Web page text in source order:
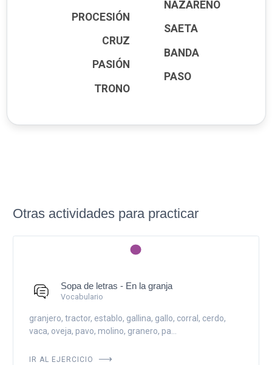
PROCESIÓN
CRUZ
PASIÓN
TRONO
NAZARENO
SAETA
BANDA
PASO
Otras actividades para practicar
Sopa de letras - En la granja
Vocabulario
granjero, tractor, establo, gallina, gallo, corral, cerdo,
vaca, oveja, pavo, molino, granero, pa...
IR AL EJERCICIO